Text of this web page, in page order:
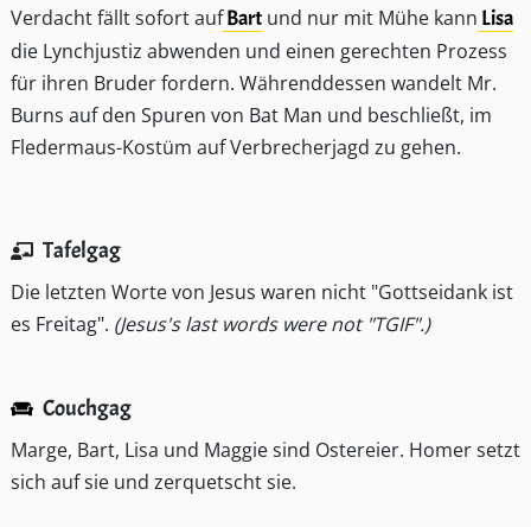
Verdacht fällt sofort aufBart und nur mit Mühe kann Lisa
die Lynchjustiz abwenden und einen gerechten Prozess
für ihren Bruder fordern. Währenddessen wandelt Mr.
Burns auf den Spuren von Bat Man und beschließt, im
Fledermaus-Kostüm auf Verbrecherjagd zu gehen.
Tafelgag
Die letzten Worte von Jesus waren nicht "Gottseidank ist
es Freitag". (Jesus's last words were not "TGIF".)
Couchgag
Marge, Bart, Lisa und Maggie sind Ostereier. Homer setzt
sich auf sie und zerquetscht sie.